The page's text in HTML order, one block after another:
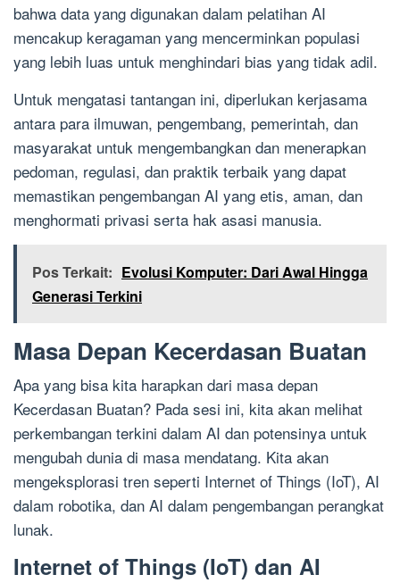
bahwa data yang digunakan dalam pelatihan AI
mencakup keragaman yang mencerminkan populasi
yang lebih luas untuk menghindari bias yang tidak adil.
Untuk mengatasi tantangan ini, diperlukan kerjasama
antara para ilmuwan, pengembang, pemerintah, dan
masyarakat untuk mengembangkan dan menerapkan
pedoman, regulasi, dan praktik terbaik yang dapat
memastikan pengembangan AI yang etis, aman, dan
menghormati privasi serta hak asasi manusia.
Pos Terkait: Evolusi Komputer: Dari Awal Hingga
Generasi Terkini
Masa Depan Kecerdasan Buatan
Apa yang bisa kita harapkan dari masa depan
Kecerdasan Buatan? Pada sesi ini, kita akan melihat
perkembangan terkini dalam AI dan potensinya untuk
mengubah dunia di masa mendatang. Kita akan
mengeksplorasi tren seperti Internet of Things (IoT), AI
dalam robotika, dan AI dalam pengembangan perangkat
lunak.
Internet of Things (IoT) dan AI